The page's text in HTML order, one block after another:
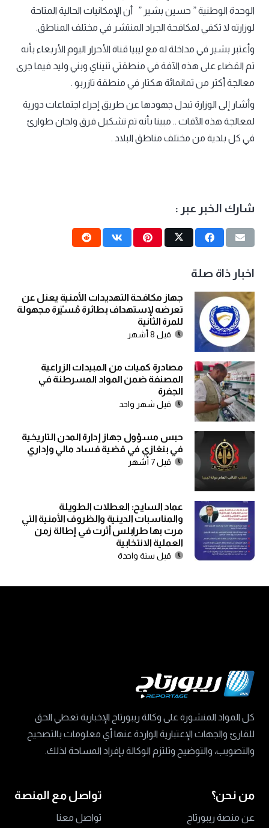
الوحدة الوطنية ” حسين بشير ” أن الإمكانيات الحالية المتاحة
لوزارته لا تكفي لمكافحة الجراد المنتشر في مختلف المناطق.
وأعتبر بشير في مداخلة له مع ليبيا قناة الأحرار اليوم الأربعاء بأنه
تم القضاء على هذه الآفة في منطقتي تنيناي وبني وليد فيما جرى
معالجة أكثر من ثمانمائة هكتار في منطقة تازربو .
وأشار إلى الوزارة تبدل جهودها عن طريق إجراء اجتماعات دورية
لمعالجة هذه الآفات .. مبينا بأنه تم تشكيل فرق ولجان طوارئ
في كل بلدية من مختلف مناطق البلاد .
شارك الخبر عبر :
اخبار ذاة صلة
جهاز مكافحة التهديدات الأمنية يعنل عن
تعرضه لإستهداف بطائرة مُسيّرة مجهولة
للمرة الثانية
قبل 8 أشهر
مصادرة كميات من المبيدات الزراعية
المصنفة ضمن المواد المسرطنة في
الجفرة
قبل شهر واحد
حبس مسؤول جهاز إدارة المدن التاريخية
في بنغازي في قضية فساد مالي وإداري
قبل 7 أشهر
عماد السايح: العطلات الطويلة
والمناسبات الدينية والظروف الأمنية التي
مرت بها طرابلس أثرت في إطالة زمن
العملية الانتخابية
قبل سنة واحدة
كل المواد المنشورة على وكالة ريبورتاج الإخبارية تعطي الحق
للقارئ والجهات الإعتبارية الواردة عنها أي معلومات بالتصحيح
والتصويب، والتوضيح وتلتزم الوكالة بإفراد المساحة لذلك.
من نحن؟
عن منصة ريبورتاج
تواصل مع المنصة
تواصل معنا